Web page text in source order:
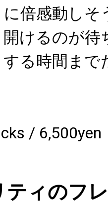
に倍感動し
けるのが
る時間ま
/ 6,500yen
ティのフ